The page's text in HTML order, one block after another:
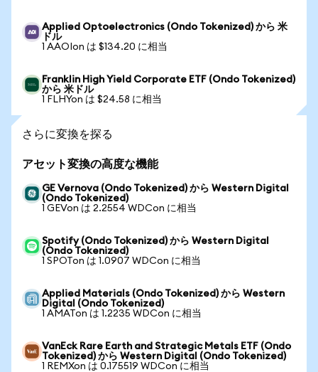
Applied Optoelectronics (Ondo Tokenized) から 米
ドル
1 AAOIon は $134.20 に相当
Franklin High Yield Corporate ETF (Ondo Tokenized)
から 米ドル
1 FLHYon は $24.58 に相当
さらに変換を探る
アセット変換の高度な機能
GE Vernova (Ondo Tokenized) から Western Digital
(Ondo Tokenized)
1 GEVon は 2.2554 WDCon に相当
Spotify (Ondo Tokenized) から Western Digital
(Ondo Tokenized)
1 SPOTon は 1.0907 WDCon に相当
Applied Materials (Ondo Tokenized) から Western
Digital (Ondo Tokenized)
1 AMATon は 1.2235 WDCon に相当
VanEck Rare Earth and Strategic Metals ETF (Ondo
Tokenized) から Western Digital (Ondo Tokenized)
1 REMXon は 0.175519 WDCon に相当